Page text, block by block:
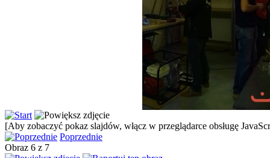
[Aby zobaczyć pokaz slajdów, włącz w przeglądarce obsługę
Poprzednie
Obraz 6 z 7